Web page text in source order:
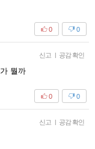
0
0
신고 | 공감 확인
뭘까
0
0
신고 | 공감 확인